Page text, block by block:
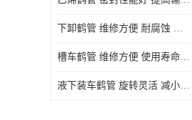
下卸鹤管 维修方便 耐腐蚀 耐高温
槽车鹤管 维修方便 使用寿命较长
液下装车鹤管 旋转灵活 减小压力损失